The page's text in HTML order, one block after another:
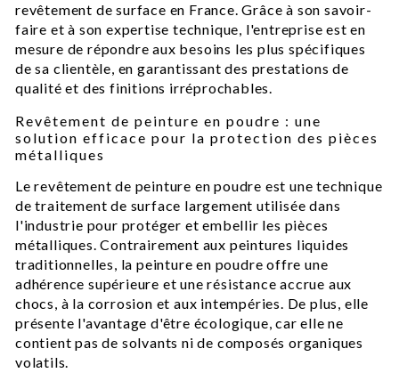
revêtement de surface en France. Grâce à son savoir-
faire et à son expertise technique, l'entreprise est en
mesure de répondre aux besoins les plus spécifiques
de sa clientèle, en garantissant des prestations de
qualité et des finitions irréprochables.
Revêtement de peinture en poudre : une
solution efficace pour la protection des pièces
métalliques
Le revêtement de peinture en poudre est une technique
de traitement de surface largement utilisée dans
l'industrie pour protéger et embellir les pièces
métalliques. Contrairement aux peintures liquides
traditionnelles, la peinture en poudre offre une
adhérence supérieure et une résistance accrue aux
chocs, à la corrosion et aux intempéries. De plus, elle
présente l'avantage d'être écologique, car elle ne
contient pas de solvants ni de composés organiques
volatils.